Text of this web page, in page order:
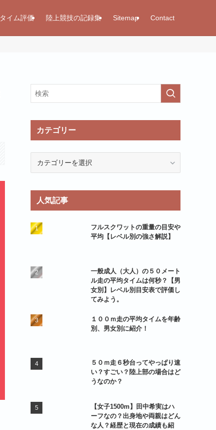
タイム評価 陸上競技の記録集 Sitemap Contact
カテゴリー
リ
人気記事
フルスクワットの重量の目安や
平均【レベル別の強さ解説】
一般成人（大人）の５０メート
ル走の平均タイムは何秒？【男
女別】レベル別目安表で評価し
てみよう。
１００ｍ走の平均タイムを年齢
別、男女別に紹介！
５０ｍ走６秒台ってやっぱり速
い？すごい？陸上部の場合はど
うなのか？
【女子1500m】田中希実はハ
ーフなの？出身地や両親はどん
な人？経歴と現在の成績も紹